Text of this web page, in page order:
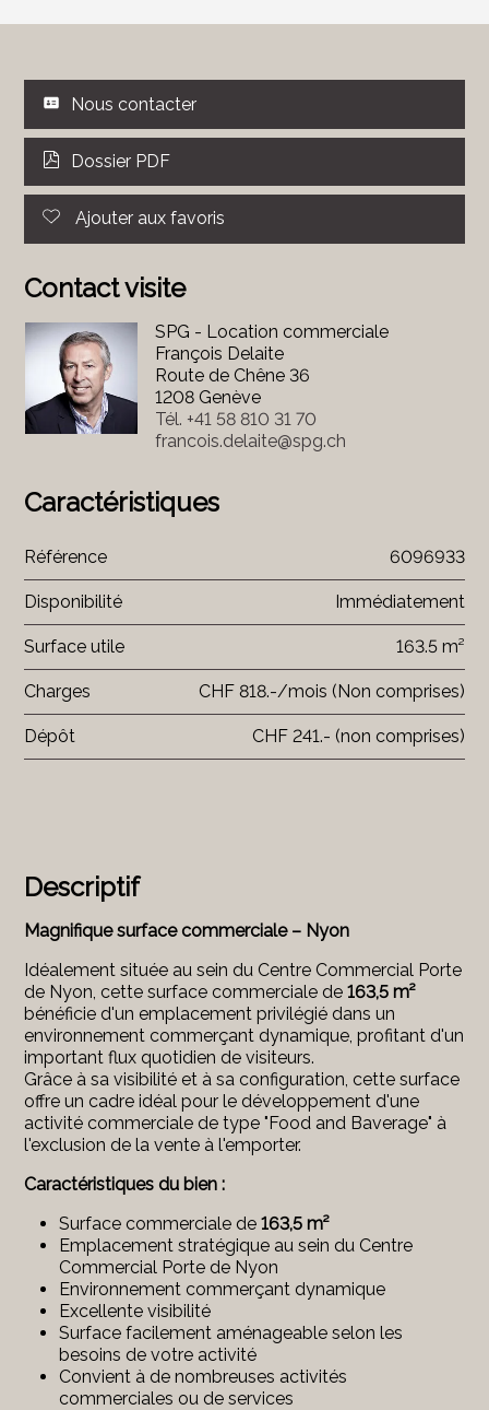
Descriptif
Magnifique surface commerciale – Nyon
Idéalement située au sein du Centre Commercial Porte
de Nyon, cette surface commerciale de163,5 m²
bénéficie d'un emplacement privilégié dans un
environnement commerçant dynamique, profitant d'un
important flux quotidien de visiteurs.
Grâce à sa visibilité et à sa configuration, cette surface
offre un cadre idéal pour le développement d'une
activité commerciale de type "Food and Baverage" à
l'exclusion de la vente à l'emporter.
Caractéristiques du bien :
Surface commerciale de163,5 m²
Emplacement stratégique au sein du Centre
Commercial Porte de Nyon
Environnement commerçant dynamique
Excellente visibilité
Surface facilement aménageable selon les
besoins de votre activité
Convient à de nombreuses activités
commerciales ou de services
Nous contacter
Dossier PDF
Ajouter aux favoris
Contact visite
SPG - Location commerciale
François Delaite
Route de Chêne 36
1208 Genève
Tél. +41 58 810 31 70
francois.delaite@spg.ch
Caractéristiques
Référence 6096933
Disponibilité Immédiatement
Surface utile 163.5 m²
Charges CHF 818.-/mois (Non comprises)
Dépôt CHF 241.- (non comprises)